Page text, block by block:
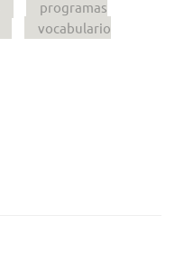
programas
vocabulario